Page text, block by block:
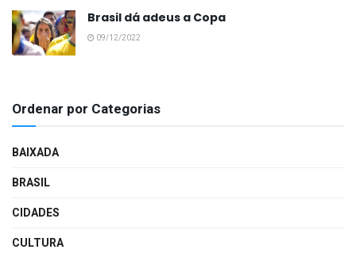
Brasil dá adeus a Copa
09/12/2022
Ordenar por Categorias
BAIXADA
BRASIL
CIDADES
CULTURA